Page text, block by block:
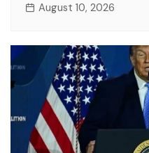
August 10, 2026